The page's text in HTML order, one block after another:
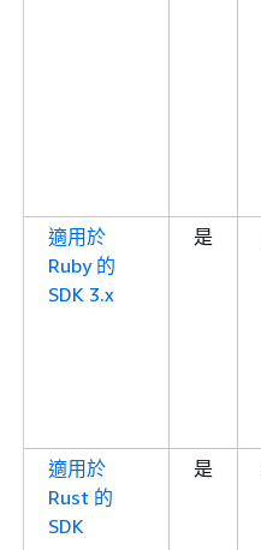
適用於
Ruby 的
SDK 3.x
是
適用於
Rust 的
SDK
是